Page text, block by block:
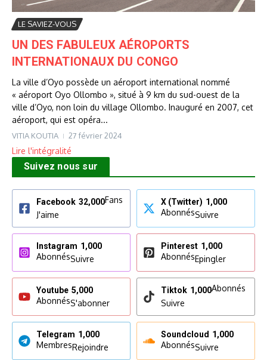
LE SAVIEZ-VOUS
UN DES FABULEUX AÉROPORTS
INTERNATIONAUX DU CONGO
La ville d’Oyo possède un aéroport international nommé
« aéroport Oyo Ollombo », situé à 9 km du sud-ouest de la
ville d’Oyo, non loin du village Ollombo. Inauguré en 2007, cet
aéroport, qui est opéra...
VITIA KOUTIA 27 février 2024
Lire l'intégralité
Suivez nous sur
Facebook 32,000Fans
J'aime
X (Twitter) 1,000
AbonnésSuivre
Instagram 1,000
AbonnésSuivre
Pinterest 1,000
AbonnésEpingler
Youtube 5,000
AbonnésS'abonner
Tiktok 1,000Abonnés
Suivre
Telegram 1,000
MembresRejoindre
Soundcloud 1,000
AbonnésSuivre